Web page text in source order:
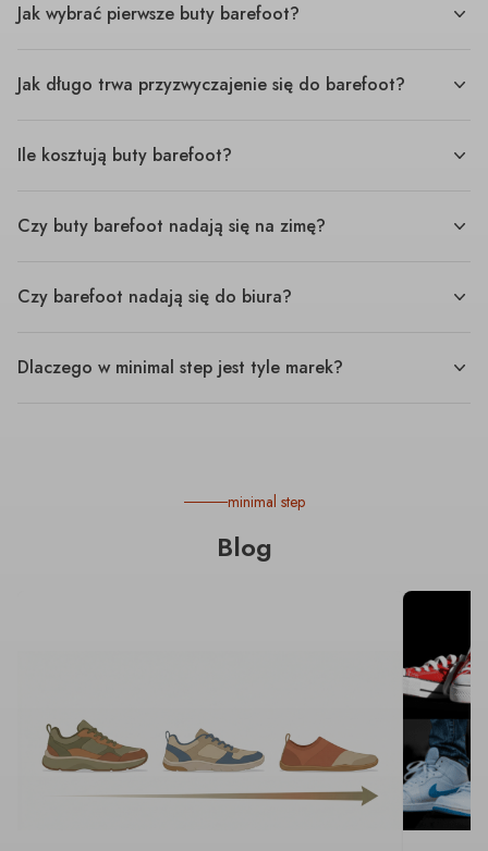
Jak wybrać pierwsze buty barefoot?
Jak długo trwa przyzwyczajenie się do barefoot?
Ile kosztują buty barefoot?
Czy buty barefoot nadają się na zimę?
Czy barefoot nadają się do biura?
Dlaczego w minimal step jest tyle marek?
minimal step
Blog